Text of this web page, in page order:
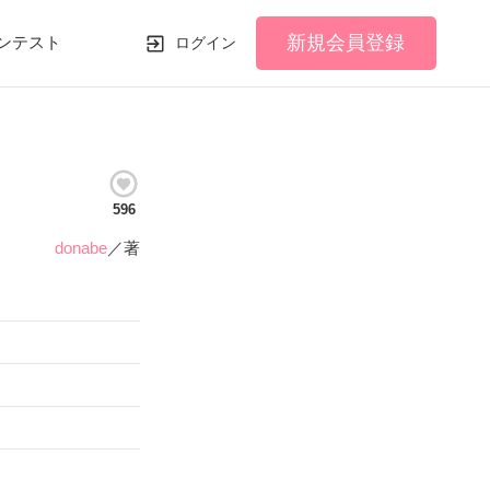
テスト ログイン 新規会員登録
596
donabe／著